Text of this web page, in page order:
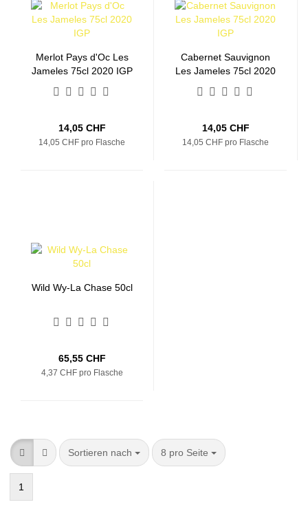
Merlot Pays d'Oc Les
Jameles 75cl 2020 IGP
14,05 CHF
14,05 CHF pro Flasche
Cabernet Sauvignon
Les Jameles 75cl 2020
14,05 CHF
14,05 CHF pro Flasche
Wild Wy-La Chase 50cl
65,55 CHF
4,37 CHF pro Flasche
Sortieren nach
Sortieren nach 8 pro Seite
pro Seite
1